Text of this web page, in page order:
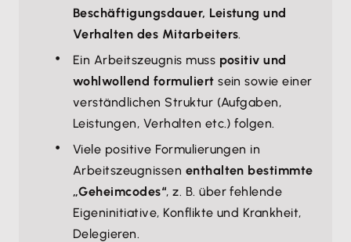
Beschäftigungsdauer, Leistung und
Verhalten des Mitarbeiters.
Ein Arbeitszeugnis muss positiv und
wohlwollend formuliert sein sowie einer
verständlichen Struktur (Aufgaben,
Leistungen, Verhalten etc.) folgen.
Viele positive Formulierungen in
Arbeitszeugnissen enthalten bestimmte
„Geheimcodes“, z. B. über fehlende
Eigeninitiative, Konflikte und Krankheit,
Delegieren.